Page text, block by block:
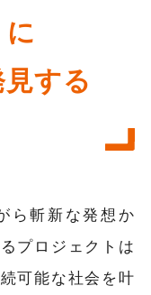
する
ら斬新な発想か
プロジェクトは
可能な社会を叶